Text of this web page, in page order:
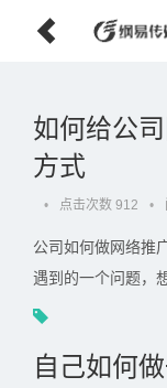
如何给公
方式
• 点击次数 912 •
公司如何做网络推
遇到的一个问题，
品牌搭建，以下是
自己如何